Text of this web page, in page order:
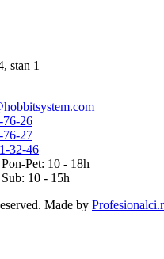
stan 1
76-26
76-27
32-46
Pet: 10 - 18h
10 - 15h
Made by